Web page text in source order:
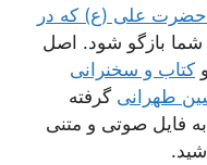
علی (ع) که در
شما بازگو شود. اصل
کتاب و سخنرانی
طهرانی گرفته
به فایل صوتی و متنی